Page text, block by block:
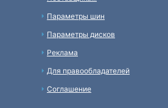
Параметры шин
Параметры дисков
Реклама
Для правообладателей
Соглашение